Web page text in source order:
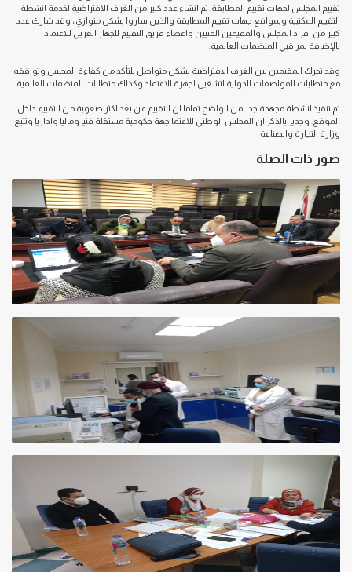
تقييم المجلس لجهات تقييم المطابقة. تم انشاء عدد كبير من الغرف الافتراضية لخدمة انشطة
التقييم المكتبية وبمواقع جهات تقييم المطابقة والذين ساروا بشكل متوازي ، وقد شارك عدد
كبير من افراد المجلس والمقيمين الفنيين واعضاء فريق التقييم للجهاز العربي للاعتماد
بالإضافة لمراقبي المنظمات العالمية.
وقد تحرك المقيمين بين الغرف الافتراضية بشكل متواصل للتأكد من كفاءة المجلس وتوافقه
مع متطلبات المواصفات الدولية لتشغيل اجهزة الاعتماد وكذلك متطلبات المنظمات العالمية.
تم تنفيذ انشطة مجهدة جدا. من الواضح تماما ان التقييم عن بعد اكثر صعوبة من التقييم داخل
الموقع. وجدير بالذكر ان المجلس الوطني للاعتما جهة حكومية مستقلة فنيا وماليا واداريا وتتبع
وزارة التجارة والصناعة
صور ذات الصلة